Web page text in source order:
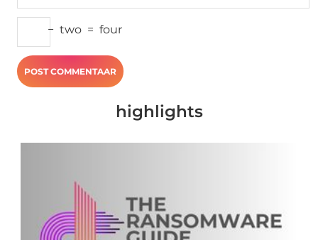
− two = four
highlights